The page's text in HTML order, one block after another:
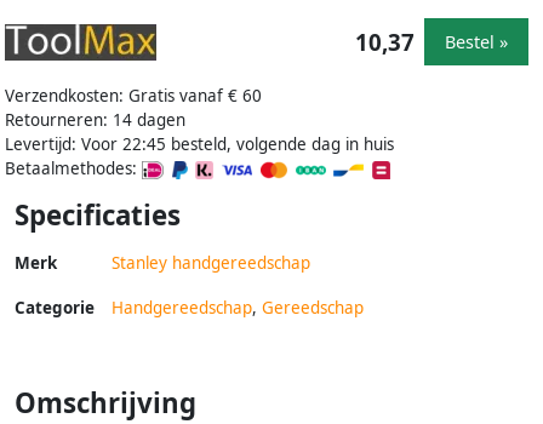
Verzendkosten: Gratis vanaf € 60
Retourneren: 14 dagen
Levertijd: Voor 22:45 besteld, volgende dag in huis
Betaalmethodes:
10,37 Bestel »
Specificaties
Merk Stanley handgereedschap
Categorie Handgereedschap, Gereedschap
Omschrijving